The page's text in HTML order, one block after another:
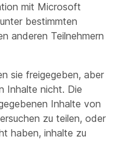
mit Microsoft
bestimmten
anderen Teilnehmern
sie freigegeben, aber
Inhalte nicht. Die
Inhalte von
zu teilen, oder
haben, inhalte zu